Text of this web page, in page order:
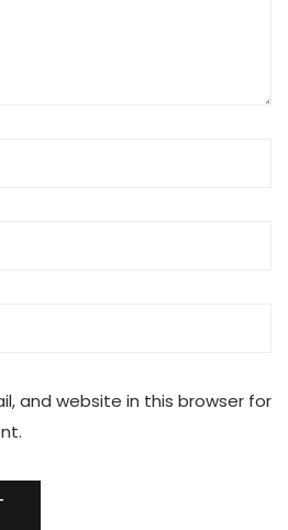
and website in this browser for